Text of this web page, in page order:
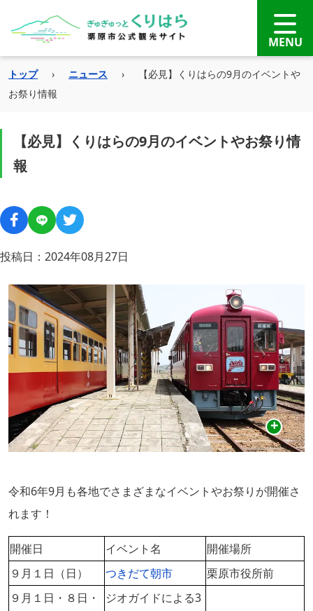
トップ › ニュース ›
【必見】くりはらの9月のイベントや
お祭り情報
【必見】くりはらの9月のイベントやお祭り情
報
投稿日：2024年08月27日
令和6年9月も各地でさまざまなイベントやお祭りが開催さ
れます！
開催日 イベント名
開催場所
９月１日（日）
つきだて朝市
栗原市役所前
９月１日・８日・
ジオガイドによる3